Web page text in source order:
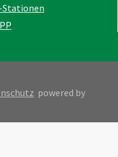
Stationen
powered by